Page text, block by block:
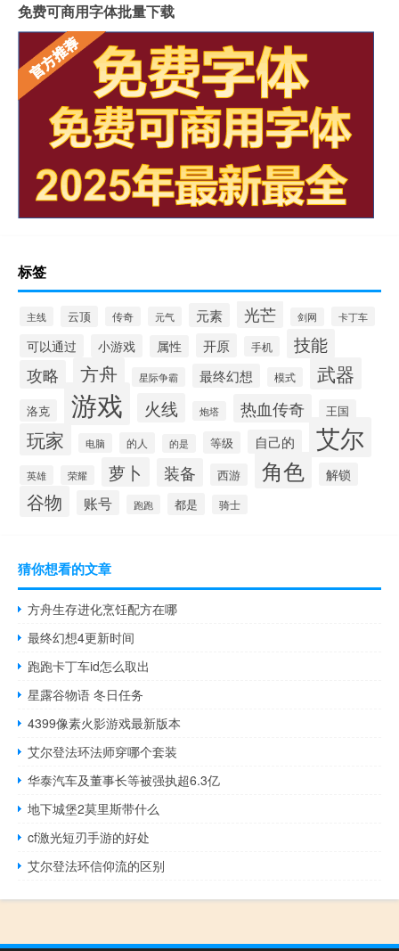
免费可商用字体批量下载
标签
主线 云顶 传奇 元气 元素 光芒 剑网 卡丁车
可以通过 小游戏 属性 开原 手机 技能
攻略 方舟 星际争霸 最终幻想 模式 武器
洛克 游戏 火线 炮塔 热血传奇 王国
玩家 电脑 的人 的是 等级 自己的 艾尔
英雄 荣耀 萝卜 装备 西游 角色 解锁
谷物 账号 跑跑 都是 骑士
猜你想看的文章
方舟生存进化烹饪配方在哪
最终幻想4更新时间
跑跑卡丁车id怎么取出
星露谷物语 冬日任务
4399像素火影游戏最新版本
艾尔登法环法师穿哪个套装
华泰汽车及董事长等被强执超6.3亿
地下城堡2莫里斯带什么
cf激光短刃手游的好处
艾尔登法环信仰流的区别